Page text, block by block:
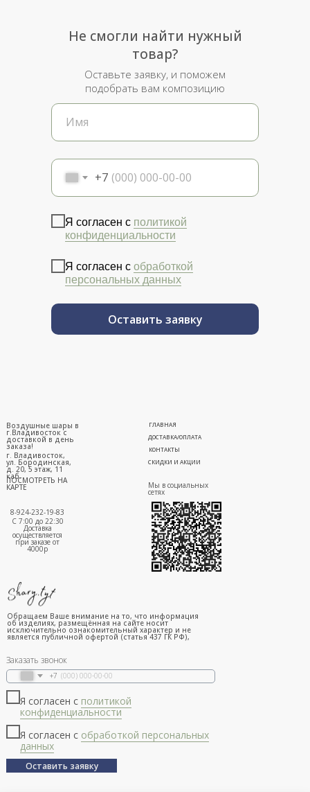
+7
Я согласен с политикой
конфиденциальности
Я согласен с обработкой
персональных данных
Оставить заявку
Не смогли найти нужный
товар?
Оставьте заявку, и поможем
подобрать вам композицию
г. Владивосток,
ул. Бородинская,
д. 20, 5 этаж, 11
каб.
ПОСМОТРЕТЬ НА
КАРТЕ
ГЛАВНАЯ
ДОСТАВКА/ОПЛАТА
СКИДКИ И АКЦИИ
КОНТАКТЫ
8-924-232-19-83
С 7:00 до 22:30
Доставка
осуществляется
при заказе от
4000р
Воздушные шары в
г.Владивосток с
доставкой в день
заказа!
Мы в социальных
сетях
Заказать звонок
+7
Я согласен с политикой
конфиденциальности
Я согласен с обработкой персональных
данных
Оставить заявку
Обращаем Ваше внимание на то, что информация
об изделиях, размещённая на сайте носит
исключительно ознакомительный характер и не
является публичной офертой (статья 437 ГК РФ),